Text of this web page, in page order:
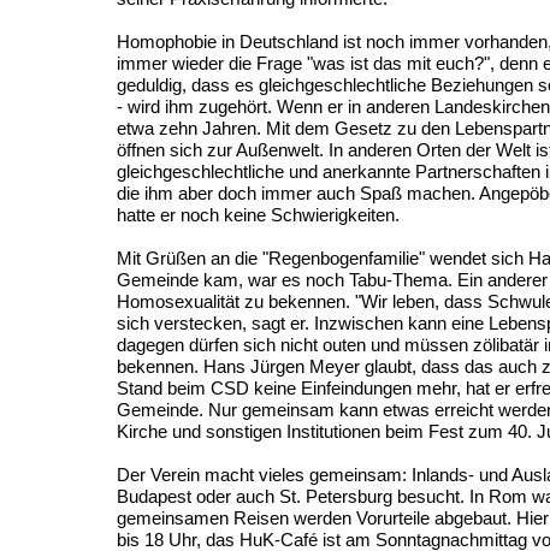
Homophobie in Deutschland ist noch immer
immer wieder die Frage "was ist das mit euch?",
geduldig, dass es gleichgeschlechtliche Beziehungen
- wird ihm zugehört. Wenn er in anderen
etwa zehn Jahren. Mit dem Gesetz zu den
öffnen sich zur Außenwelt. In anderen Orten der Welt
gleichgeschlechtliche und anerkannte
die ihm aber doch immer auch Spaß machen.
hatte er noch keine Schwierigkeiten.
Mit Grüßen an die "Regenbogenfamilie" wendet sich
Gemeinde kam, war es noch Tabu-Thema. Ein
Homosexualität zu bekennen. "Wir leben, dass
sich verstecken, sagt er. Inzwischen kann eine
dagegen dürfen sich nicht outen und müssen
bekennen. Hans Jürgen Meyer glaubt, dass das
Stand beim CSD keine Einfeindungen mehr, hat er
Gemeinde. Nur gemeinsam kann etwas erreicht
Kirche und sonstigen Institutionen beim Fest zum 40.
Der Verein macht vieles gemeinsam: Inlands- und
Budapest oder auch St. Petersburg besucht. In Rom
gemeinsamen Reisen werden Vorurteile abgebaut.
bis 18 Uhr, das HuK-Café ist am Sonntagnachmittag